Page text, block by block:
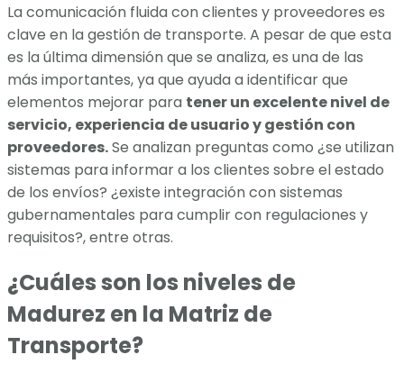
La comunicación fluida con clientes y proveedores es
clave en la gestión de transporte. A pesar de que esta
es la última dimensión que se analiza, es una de las
más importantes, ya que ayuda a identificar que
elementos mejorar para tener un excelente nivel de
servicio, experiencia de usuario y gestión con
proveedores.Se analizan preguntas como ¿se utilizan
sistemas para informar a los clientes sobre el estado
de los envíos? ¿existe integración con sistemas
gubernamentales para cumplir con regulaciones y
requisitos?, entre otras.
¿Cuáles son los niveles de
Madurez en la Matriz de
Transporte?